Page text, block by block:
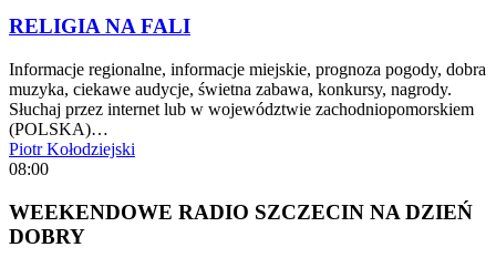
RELIGIA NA FALI
Informacje regionalne, informacje miejskie, prognoza pogody, dobra
muzyka, ciekawe audycje, świetna zabawa, konkursy, nagrody.
Słuchaj przez internet lub w województwie zachodniopomorskiem
(POLSKA)…
Piotr Kołodziejski
08:00
WEEKENDOWE RADIO SZCZECIN NA DZIEŃ
DOBRY